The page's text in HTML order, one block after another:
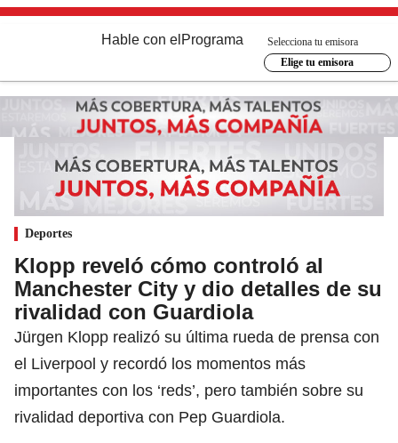
Hable con el Programa
Selecciona tu emisora
Elige tu emisora
Deportes
Klopp reveló cómo controló al
Manchester City y dio detalles de su
rivalidad con Guardiola
Jürgen Klopp realizó su última rueda de prensa con
el Liverpool y recordó los momentos más
importantes con los ‘reds’, pero también sobre su
rivalidad deportiva con Pep Guardiola.